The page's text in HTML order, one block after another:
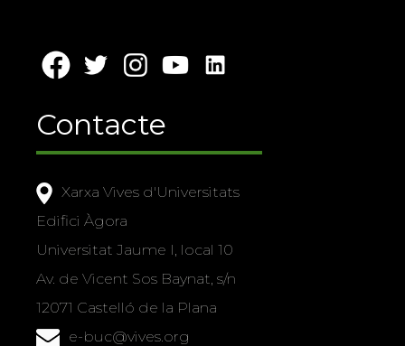
Contacte
Xarxa Vives d'Universitats
Edifici Àgora
Universitat Jaume I, local 10
Av. de Vicent Sos Baynat, s/n
12071 Castelló de la Plana
e-buc@vives.org